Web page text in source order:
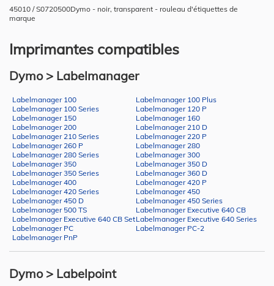
45010 / S0720500Dymo - noir, transparent - rouleau d'étiquettes de
marque
Imprimantes compatibles
Dymo > Labelmanager
Labelmanager 100
Labelmanager 100 Plus
Labelmanager 100 Series
Labelmanager 120 P
Labelmanager 150
Labelmanager 160
Labelmanager 200
Labelmanager 210 D
Labelmanager 210 Series
Labelmanager 220 P
Labelmanager 260 P
Labelmanager 280
Labelmanager 280 Series
Labelmanager 300
Labelmanager 350
Labelmanager 350 D
Labelmanager 350 Series
Labelmanager 360 D
Labelmanager 400
Labelmanager 420 P
Labelmanager 420 Series
Labelmanager 450
Labelmanager 450 D
Labelmanager 450 Series
Labelmanager 500 TS
Labelmanager Executive 640 CB
Labelmanager Executive 640 CB SetLabelmanager Executive 640 Series
Labelmanager PC
Labelmanager PC-2
Labelmanager PnP
Dymo > Labelpoint